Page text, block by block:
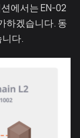
에서는 EN-02
하겠습니다. 동
다.